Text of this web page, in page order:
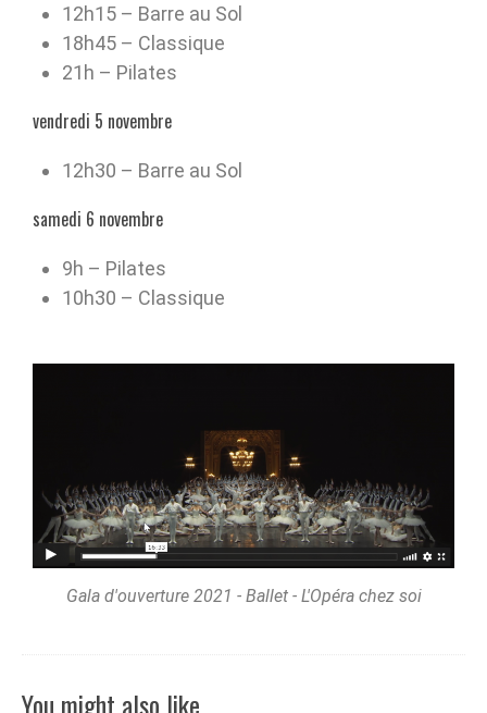
12h15 – Barre au Sol
18h45 – Classique
21h – Pilates
vendredi 5 novembre
12h30 – Barre au Sol
samedi 6 novembre
9h – Pilates
10h30 – Classique
Gala d'ouverture 2021 - Ballet - L'Opéra chez soi
You might also like …